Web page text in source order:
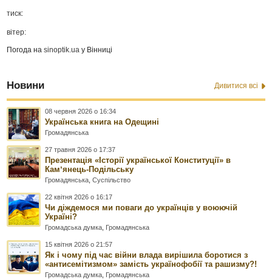
тиск:
вітер:
Погода наsinoptik.ua у Вінниці
Новини Дивитися всі
08 червня 2026 о 16:34
Українська книга на Одещині
Громадянська
27 травня 2026 о 17:37
Презентація «Історії української Конституції» в
Камʼянець-Подільську
Громадянська ,Суспільство
22 квітня 2026 о 16:17
Чи діждемося ми поваги до українців у воюючій
Україні?
Громадська думка Громадянська
15 квітня 2026 о 21:57
Як і чому під час війни влада вирішила боротися з
«антисемітизмом» замість українофобії та рашизму?!
Громадська думка Громадянська